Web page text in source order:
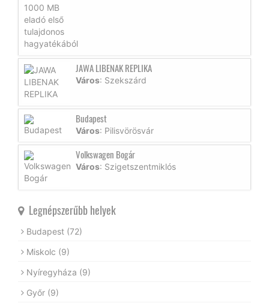
JAWA LIBENAK REPLIKA
Város: Szekszárd
Budapest
Város: Pilisvörösvár
Volkswagen Bogár
Város: Szigetszentmiklós
Legnépszerűbb helyek
Budapest (72)
Miskolc (9)
Nyíregyháza (9)
Győr (9)